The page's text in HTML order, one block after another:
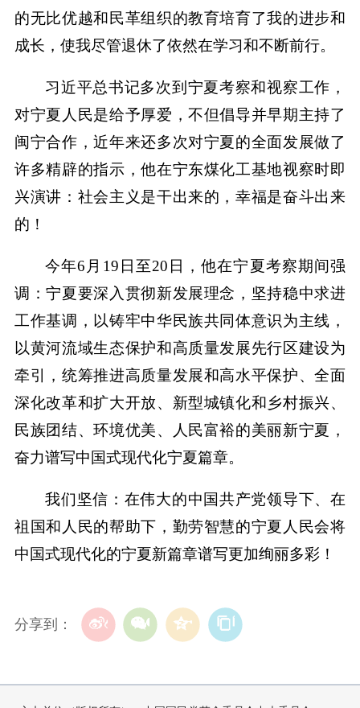
的无比优越和民革组织的教育培育了我的进步和
成长，使我尽管退休了依然在学习和不断前行。
习近平总书记多次到宁夏考察和视察工作，
对宁夏人民是给予厚爱，不但倡导并早期主持了
闽宁合作，近年来还多次对宁夏的全面发展做了
许多精辟的指示，他在宁东煤化工基地视察时即
兴演讲：社会主义是干出来的，幸福是奋斗出来
的！
今年6月19日至20日，他在宁夏考察期间强
调：宁夏要深入贯彻新发展理念，坚持稳中求进
工作基调，以铸牢中华民族共同体意识为主线，
以黄河流域生态保护和高质量发展先行区建设为
牵引，统筹推进高质量发展和高水平保护、全面
深化改革和扩大开放、新型城镇化和乡村振兴、
民族团结、环境优美、人民富裕的美丽新宁夏，
奋力谱写中国式现代化宁夏篇章。
我们坚信：在伟大的中国共产党领导下、在
祖国和人民的帮助下，勤劳智慧的宁夏人民会将
中国式现代化的宁夏新篇章谱写更加绚丽多彩！
分享到：